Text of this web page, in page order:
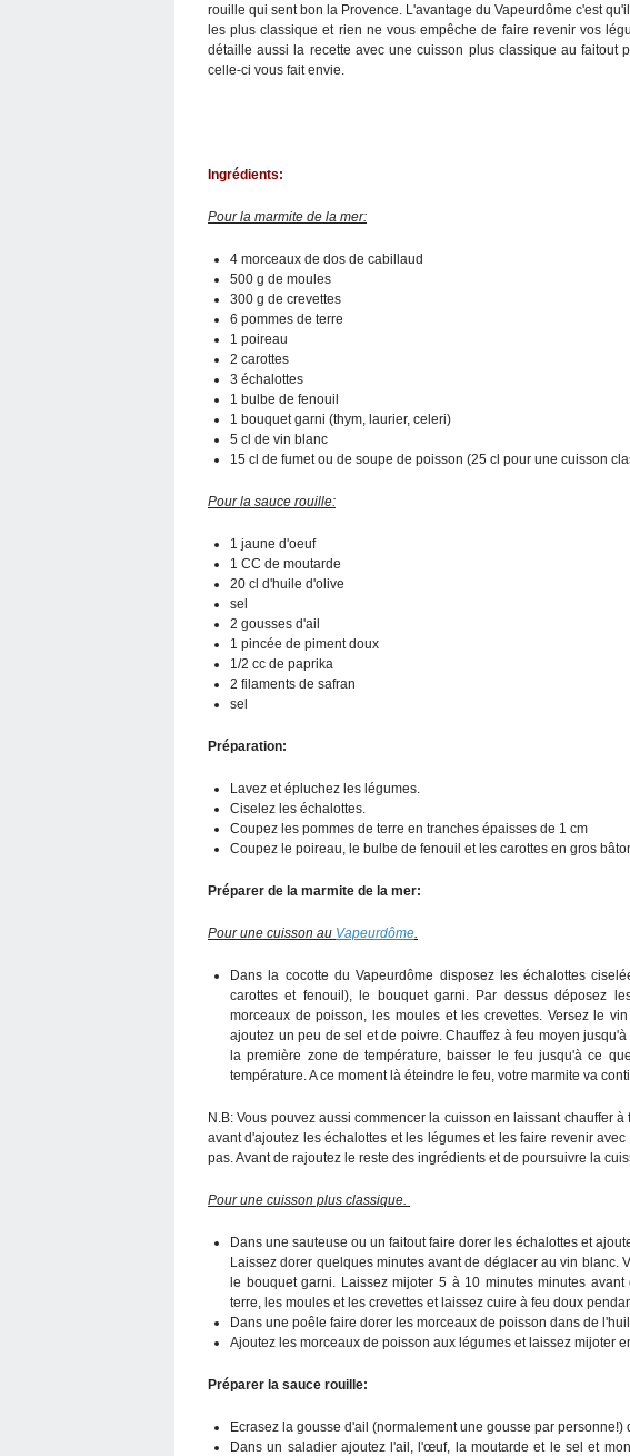
rouille qui sent bon la Provence. L'avantage du Vapeurdôme c'est
les plus classique et rien ne vous empêche de faire revenir vos
détaille aussi la recette avec une cuisson plus classique au faitout
celle-ci vous fait envie.
Ingrédients:
Pour la marmite de la mer:
4 morceaux de dos de cabillaud
500 g de moules
300 g de crevettes
6 pommes de terre
1 poireau
2 carottes
3 échalottes
1 bulbe de fenouil
1 bouquet garni (thym, laurier, celeri)
5 cl de vin blanc
15 cl de fumet ou de soupe de poisson (25 cl pour une cuisson
Pour la sauce rouille:
1 jaune d'oeuf
1 CC de moutarde
20 cl d'huile d'olive
sel
2 gousses d'ail
1 pincée de piment doux
1/2 cc de paprika
2 filaments de safran
sel
Préparation:
Lavez et épluchez les légumes.
Ciselez les échalottes.
Coupez les pommes de terre en tranches épaisses de 1 cm
Coupez le poireau, le bulbe de fenouil et les carottes en gros
Préparer de la marmite de la mer:
Pour une cuisson au Vapeurdôme.
Dans la cocotte du Vapeurdôme disposez les échalottes
carottes et fenouil), le bouquet garni. Par dessus déposez
morceaux de poisson, les moules et les crevettes. Versez le
ajoutez un peu de sel et de poivre. Chauffez à feu moyen
la première zone de température, baisser le feu jusqu'à ce
température. A ce moment là éteindre le feu, votre marmite va
N.B: Vous pouvez aussi commencer la cuisson en laissant chauffer
avant d'ajoutez les échalottes et les légumes et les faire revenir
pas. Avant de rajoutez le reste des ingrédients et de poursuivre la
Pour une cuisson plus classique.
Dans une sauteuse ou un faitout faire dorer les échalottes et
Laissez dorer quelques minutes avant de déglacer au vin blanc.
le bouquet garni. Laissez mijoter 5 à 10 minutes minutes
terre, les moules et les crevettes et laissez cuire à feu doux
Dans une poêle faire dorer les morceaux de poisson dans de
Ajoutez les morceaux de poisson aux légumes et laissez mijoter
Préparer la sauce rouille:
Ecrasez la gousse d'ail (normalement une gousse par personne!)
Dans un saladier ajoutez l'ail, l'œuf, la moutarde et le sel et